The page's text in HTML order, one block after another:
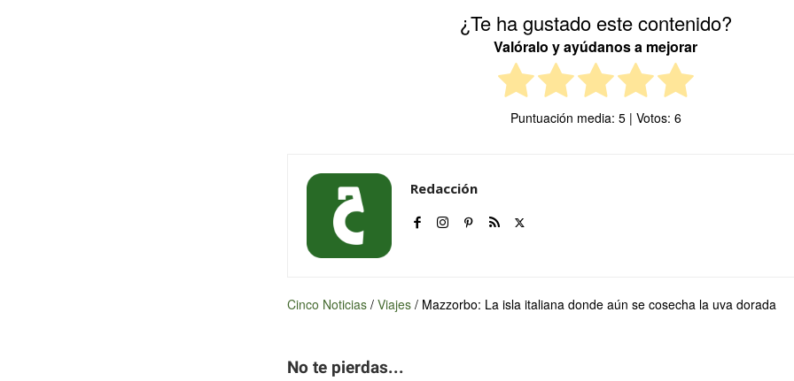
¿Te ha gustado este contenido?
Valóralo y ayúdanos a mejorar
Puntuación media: 5| Votos: 6
Redacción
Cinco Noticias / Viajes / Mazzorbo: La isla italiana donde aún se cosecha la uva dorada
No te pierdas...